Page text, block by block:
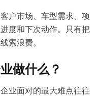
户市场、车型需求、项
度和下次动作。只有把
索浪费。
做什么？
业面对的最大难点往往